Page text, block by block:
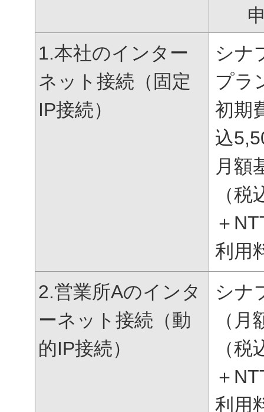
1.本社のインター
ネット接続（固定
IP接続）
シナ
プラ
初期
込
月額
（税
＋
利用
2.営業所Aのインタ
ーネット接続（動
的IP接続）
シナ
（
（税
＋
利用